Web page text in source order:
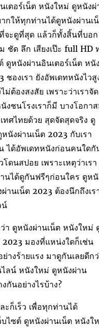
เตอร์เน็ต หนังใหม่ ดูหนังผ่
กให้ทุกท่านได้ดูหนังผ่านเ
จะดูที่สุด แล้วก็ทั้งสิ้นที่บอก
ด ลึก เสียงเป๊ะ full HD
ดูหนังผ่านอินเตอร์เน็ต หนัง
องเรา ยังอัพเดทหนังไวสู
ต้องสงสัย เพราะว่าเราจัด
งชนโรงเราก็มี บางโอกา
ทศไทยด้วย สุดจัดสุดจริง ดู
งผ่านเน็ต 2023 กับเรา
ได้อัพเดทหนังก่อนคนใดกั
ดนสปอย เพราะเหตุว่าเรา
ได้ดูกันฟรีๆก่อนใคร ดูหนั
นเน็ต 2023 ต้องนึกถึงเร
น์
า ดูหนังผ่านเน็ต หนังใหม่
2023 มองที่แหน่งใดก็เช่น
างร้ายแรง มาดูกันเลยดีก
ลน์ หนังใหม่ ดูหนังผ่าน
กันอย่างไรบ้าง?
ะก็เร็ว เพื่อทุกท่านได้
บไซต์ ดูหนังผ่านเน็ต หนังใ